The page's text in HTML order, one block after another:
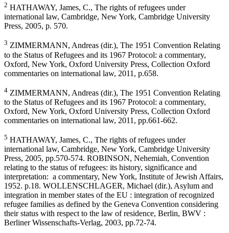
2 HATHAWAY, James, C., The rights of refugees under
international law, Cambridge, New York, Cambridge University
Press, 2005, p. 570.
3 ZIMMERMANN, Andreas (dir.), The 1951 Convention Relating
to the Status of Refugees and its 1967 Protocol: a commentary,
Oxford, New York, Oxford University Press, Collection Oxford
commentaries on international law, 2011, p.658.
4 ZIMMERMANN, Andreas (dir.), The 1951 Convention Relating
to the Status of Refugees and its 1967 Protocol: a commentary,
Oxford, New York, Oxford University Press, Collection Oxford
commentaries on international law, 2011, pp.661-662.
5 HATHAWAY, James, C., The rights of refugees under
international law, Cambridge, New York, Cambridge University
Press, 2005, pp.570-574. ROBINSON, Nehemiah, Convention
relating to the status of refugees: its history, significance and
interpretation: a commentary, New York, Institute of Jewish Affairs,
1952. p.18. WOLLENSCHLAGER, Michael (dir.), Asylum and
integration in member states of the EU : integration of recognized
refugee families as defined by the Geneva Convention considering
their status with respect to the law of residence, Berlin, BWV :
Berliner Wissenschafts-Verlag, 2003, pp.72-74.